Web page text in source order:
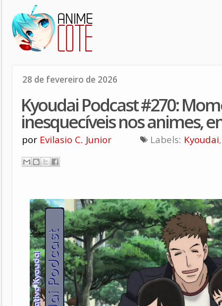
28 de fevereiro de 2026
Kyoudai Podcast #270:
inesquecíveis nos animes,
por Evilasio C. Junior Labels: Kyoudai